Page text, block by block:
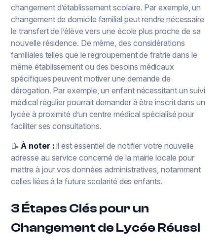
changement d’établissement scolaire. Par exemple, un
changement de domicile familial peut rendre nécessaire
le transfert de l’élève vers une école plus proche de sa
nouvelle résidence. De même, des considérations
familiales telles que le regroupement de fratrie dans le
même établissement ou des besoins médicaux
spécifiques peuvent motiver une demande de
dérogation. Par exemple, un enfant nécessitant un suivi
médical régulier pourrait demander à être inscrit dans un
lycée à proximité d’un centre médical spécialisé pour
faciliter ses consultations.
📝 À noter : il est essentiel de notifier votre nouvelle
adresse au service concerné de la mairie locale pour
mettre à jour vos données administratives, notamment
celles liées à la future scolarité des enfants.
3 Étapes Clés pour un
Changement de Lycée Réussi